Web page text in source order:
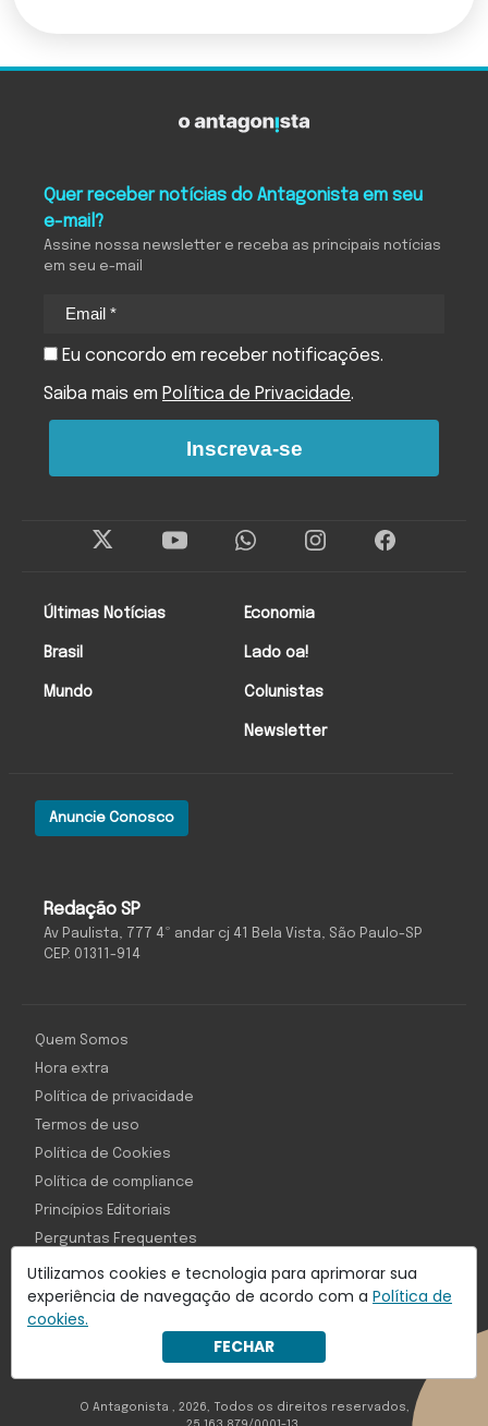
Utilizamos cookies e tecnologia para aprimorar sua
experiência de navegação de acordo com a Política de
cookies.
FECHAR
Redação SP
Av Paulista, 777 4º andar cj 41 Bela Vista, São Paulo-SP
CEP: 01311-914
Anuncie Conosco
Últimas Notícias
Brasil
Mundo
Economia
Lado oa!
Colunistas
Newsletter
Quer receber notícias do Antagonista em seu
e-mail?
Assine nossa newsletter e receba as principais notícias
em seu e-mail
Eu concordo em receber notificações.
Saiba mais em Política de Privacidade.
Inscreva-se
Com inteligência e tecnologia:
Object1ve - Marketing Solution
Quem Somos
Hora extra
Política de privacidade
Termos de uso
Política de Cookies
Política de compliance
Princípios Editoriais
Perguntas Frequentes
O Antagonista , 2026, Todos os direitos reservados,